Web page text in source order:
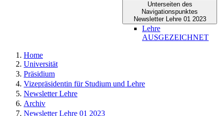
Unterseiten des
Navigationspunktes
Newsletter Lehre 01 2023
Lehre
AUSGEZEICHNET
Home
Universität
Präsidium
Vizepräsidentin für Studium und Lehre
Newsletter Lehre
Archiv
Newsletter Lehre 01 2023